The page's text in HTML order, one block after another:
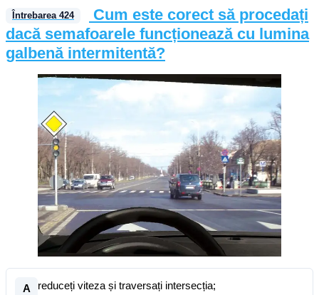
Întrebarea 424
Cum este corect să procedați
dacă semafoarele funcționează cu lumina
galbenă intermitentă?
A reduceți viteza și traversați intersecția;